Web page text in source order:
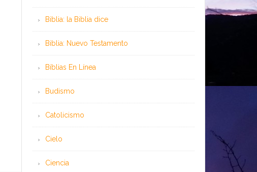
Biblia: la Biblia dice
Biblia: Nuevo Testamento
Bíblias En Línea
Budismo
Catolicismo
Cielo
Ciencia